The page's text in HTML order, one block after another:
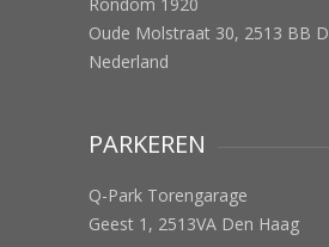
Oude Molstraat 30, 2513 BB
Nederland
PARKEREN
Q-Park Torengarage
Geest 1, 2513VA Den Haag